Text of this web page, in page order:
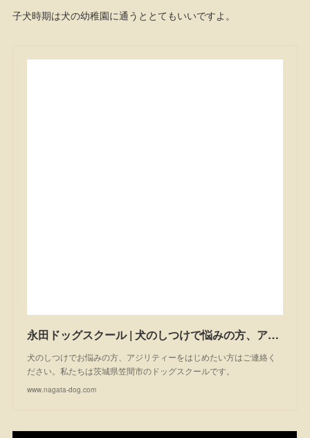
子犬時期は犬の幼稚園に通うととてもいいですよ。
永田ドッグスクール | 犬のしつけで悩みの方、アジリティーを始めたい方は一度ご相談ください。私たちは茨城県笠間市のドッグスクールです。
犬のしつけでお悩みの方、アジリティーをはじめたい方はご連絡く
ださい。私たちは茨城県笠間市のドッグスクールです。
www.nagata-dog.com